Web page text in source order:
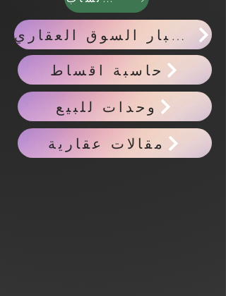
احدث اخبار السوق العقاري
حاسبة اقساط
وحدات للبيع
مقالات عقارية